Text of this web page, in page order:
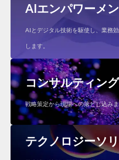
AIエンパワーメ
AIとデジタル技術を駆使し、業務
します。
コンサルティング
戦略策定から現場への落とし込み
テクノロジーソ